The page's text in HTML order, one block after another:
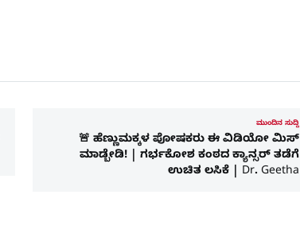
ಮುಂದಿನ ಸುದ್ದಿ
🚨 ಹೆಣ್ಣುಮಕ್ಕಳ ಪೋಷಕರು ಈ ವಿಡಿಯೋ ಮಿಸ್
ಮಾಡ್ಬೇಡಿ! | ಗರ್ಭಕೋಶ ಕಂಠದ ಕ್ಯಾನ್ಸರ್ ತಡೆಗೆ
ಉಚಿತ ಲಸಿಕೆ | Dr. Geetha